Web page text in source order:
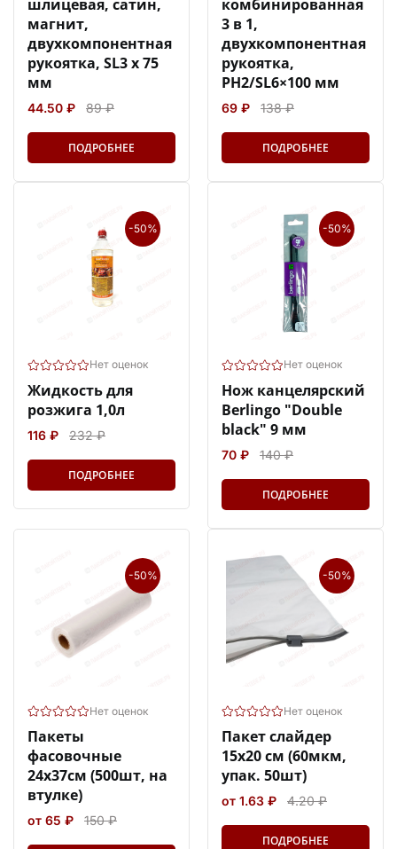
шлицевая, сатин,
магнит,
двухкомпонентная
рукоятка, SL3 х 75
мм
44.50 ₽ 89 ₽
ПОДРОБНЕЕ
комбинированная
3 в 1,
двухкомпонентная
рукоятка,
PH2/SL6×100 мм
69 ₽ 138 ₽
ПОДРОБНЕЕ
-50%
Нет оценок
Жидкость для
розжига 1,0л
116 ₽ 232 ₽
ПОДРОБНЕЕ
-50%
Нет оценок
Нож канцелярский
Berlingo "Double
black" 9 мм
70 ₽ 140 ₽
ПОДРОБНЕЕ
-50%
Нет оценок
Пакеты
фасовочные
24х37см (500шт, на
втулке)
от 65 ₽ 150 ₽
-50%
Нет оценок
Пакет слайдер
15х20 см (60мкм,
упак. 50шт)
от 1.63 ₽ 4.20 ₽
ПОДРОБНЕЕ